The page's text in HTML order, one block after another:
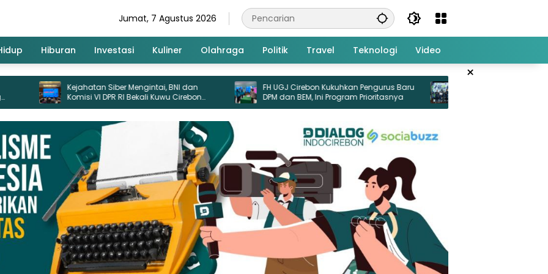
Jumat, 7 Agustus 2026
Hiburan Investasi Kuliner Olahraga Politik Travel Teknologi Video
×
Siber Mengintai, BNI dan
VI DPR RI Bekali Kuwu Cirebon
Keuangan Desa
FH UGJ Cirebon Kukuhkan Pengurus Baru
DPM dan BEM, Ini Program Prioritasnya
Hebat! Siswi SMPN 4 Kota Cirebon Juara 3
Panjat Tebing O2SN Jabar